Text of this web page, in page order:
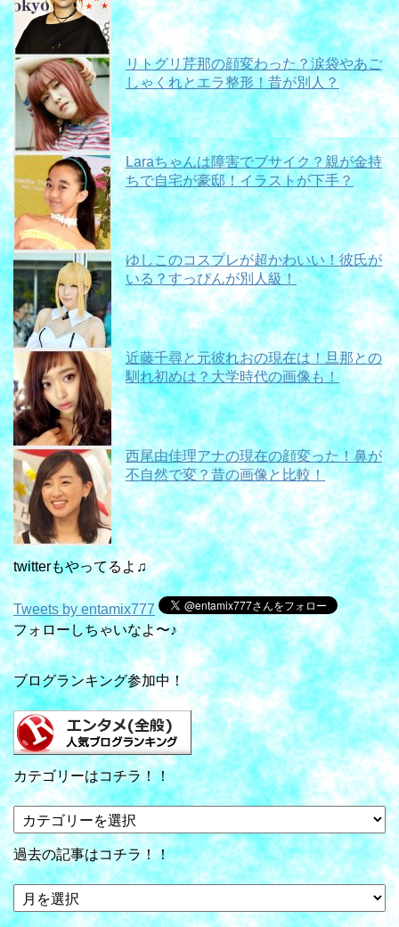
リトグリ芹那の顔変わった？涙袋やあご
しゃくれとエラ整形！昔が別人？
Laraちゃんは障害でブサイク？親が金持
ちで自宅が豪邸！イラストが下手？
ゆしこのコスプレが超かわいい！彼氏が
いる？すっぴんが別人級！
近藤千尋と元彼れおの現在は！旦那との
馴れ初めは？大学時代の画像も！
西尾由佳理アナの現在の顔変った！鼻が
不自然で変？昔の画像と比較！
twitterもやってるよ♫
Tweets by entamix777
フォローしちゃいなよ〜♪
ブログランキング参加中！
カテゴリーはコチラ！！
テ
ゴ
リ
ー
は
過去の記事はコチラ！！
過
去